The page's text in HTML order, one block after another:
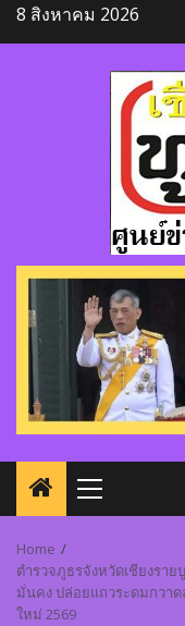
Skip
to
8 สิงหาคม 2026
Primary
Home
ตำรวจภูธรจังหวัดเชียงรา
มั่นคง ปล่อยแถวระดมกวา
ใหม่ 2569